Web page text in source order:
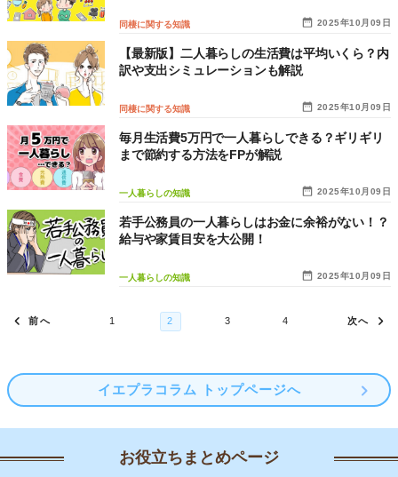
2025年10月09日
同棲に関する知識
2025年10月09日
同棲に関する知識
【最新版】二人暮らしの生活費は平均いくら？内
訳や支出シミュレーションも解説
2025年10月09日
一人暮らしの知識
毎月生活費5万円で一人暮らしできる？ギリギリ
まで節約する方法をFPが解説
2025年10月09日
一人暮らしの知識
若手公務員の一人暮らしはお金に余裕がない！？
給与や家賃目安を大公開！
イエプラコラム トップページへ
お役立ちまとめページ